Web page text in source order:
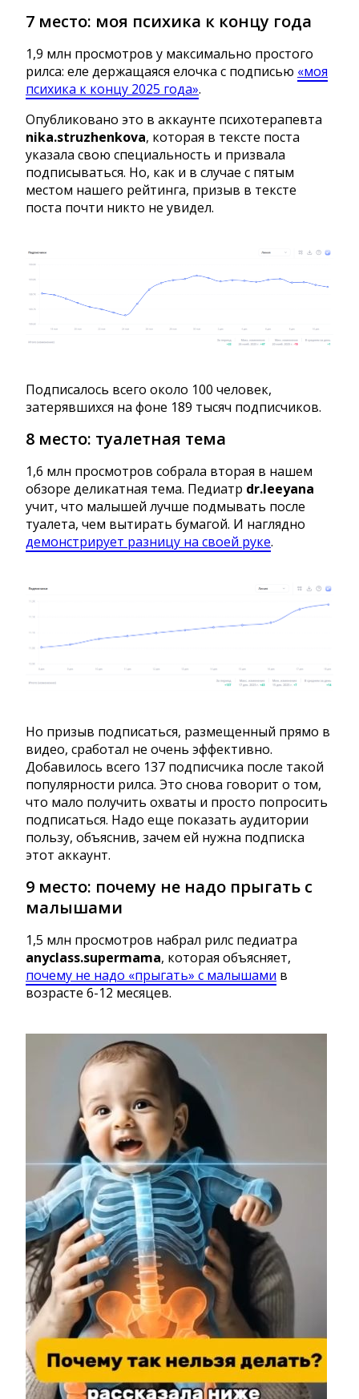
7 место: моя психика к концу года
1,9 млн просмотров у максимально простого
рилса: еле держащаяся елочка с подписью «моя
психика к концу 2025 года».
Опубликовано это в аккаунте психотерапевта
nika.struzhenkova, которая в тексте поста
указала свою специальность и призвала
подписываться. Но, как и в случае с пятым
местом нашего рейтинга, призыв в тексте
поста почти никто не увидел.
Подписалось всего около 100 человек,
затерявшихся на фоне 189 тысяч подписчиков.
8 место: туалетная тема
1,6 млн просмотров собрала вторая в нашем
обзоре деликатная тема. Педиатр dr.leeyana
учит, что малышей лучше подмывать после
туалета, чем вытирать бумагой. И наглядно
демонстрирует разницу на своей руке.
Но призыв подписаться, размещенный прямо в
видео, сработал не очень эффективно.
Добавилось всего 137 подписчика после такой
популярности рилса. Это снова говорит о том,
что мало получить охваты и просто попросить
подписаться. Надо еще показать аудитории
пользу, объяснив, зачем ей нужна подписка
этот аккаунт.
9 место: почему не надо прыгать с
малышами
1,5 млн просмотров набрал рилс педиатра
anyclass.supermama, которая объясняет,
почему не надо «прыгать» с малышами в
возрасте 6-12 месяцев.